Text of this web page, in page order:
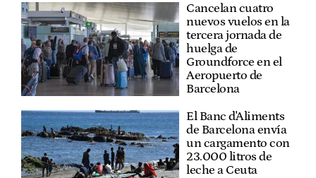
Cancelan cuatro
nuevos vuelos en la
tercera jornada de
huelga de
Groundforce en el
Aeropuerto de
Barcelona
El Banc d'Aliments
de Barcelona envía
un cargamento con
23.000 litros de
leche a Ceuta